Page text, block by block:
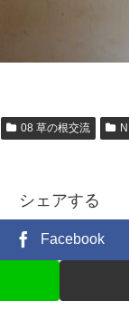
08 草の根交流
シェアする
Facebook